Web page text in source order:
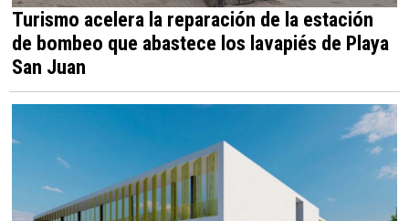
Turismo acelera la reparación de la estación
de bombeo que abastece los lavapiés de Playa
San Juan